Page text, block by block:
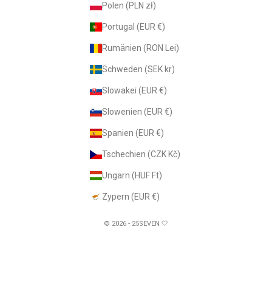
Polen (PLN zł)
Portugal (EUR €)
Rumänien (RON Lei)
Schweden (SEK kr)
Slowakei (EUR €)
Slowenien (EUR €)
Spanien (EUR €)
Tschechien (CZK Kč)
Ungarn (HUF Ft)
Zypern (EUR €)
© 2026 - 25SEVEN 🤍